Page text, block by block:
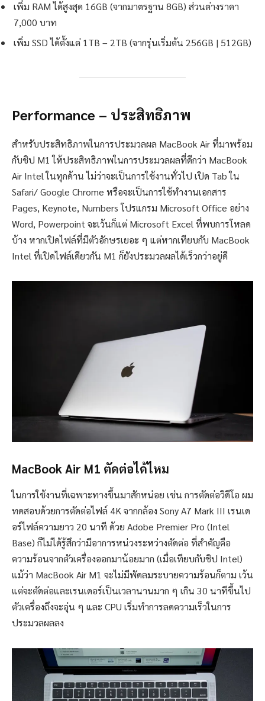
เพิ่ม RAM ได้สูงสุด 16GB (จากมาตรฐาน 8GB) ส่วนต่างราคา
7,000 บาท
เพิ่ม SSD ได้ตั้งแต่ 1TB – 2TB (จากรุ่นเริ่มต้น 256GB | 512GB)
Performance – ประสิทธิภาพ
สำหรับประสิทธิภาพในการประมวลผล MacBook Air ที่มาพร้อม
กับชิป M1 ให้ประสิทธิภาพในการประมวลผลที่ดีกว่า MacBook
Air Intel ในทุกด้าน ไม่ว่าจะเป็นการใช้งานทั่วไป เปิด Tab ใน
Safari/ Google Chrome หรือจะเป็นการใช้ทำงานเอกสาร
Pages, Keynote, Numbers โปรแกรม Microsoft Office อย่าง
Word, Powerpoint จะเว้นก็แต่ Microsoft Excel ที่พบการโหลด
บ้าง หากเปิดไฟล์ที่มีตัวอักษรเยอะ ๆ แต่หากเทียบกับ MacBook
Intel ที่เปิดไฟล์เดียวกัน M1 ก็ยังประมวลผลได้เร็วกว่าอยู่ดี
MacBook Air M1 ตัดต่อได้ไหม
ในการใช้งานที่เฉพาะทางขึ้นมาสักหน่อย เช่น การตัดต่อวิดีโอ ผม
ทดสอบด้วยการตัดต่อไฟล์ 4K จากกล้อง Sony A7 Mark III เรนเด
อร์ไฟล์ความยาว 20 นาที ด้วย Adobe Premier Pro (Intel
Base) ก็ไม่ได้รู้สึกว่ามีอาการหน่วงระหว่างตัดต่อ ที่สำคัญคือ
ความร้อนจากตัวเครื่องออกมาน้อยมาก (เมื่อเทียบกับชิป Intel)
แม้ว่า MacBook Air M1 จะไม่มีพัดลมระบายความร้อนก็ตาม เว้น
แต่จะตัดต่อและเรนเดอร์เป็นเวลานานมาก ๆ เกิน 30 นาทีขึ้นไป
ตัวเครื่องถึงจะอุ่น ๆ และ CPU เริ่มทำการลดความเร็วในการ
ประมวลผลลง